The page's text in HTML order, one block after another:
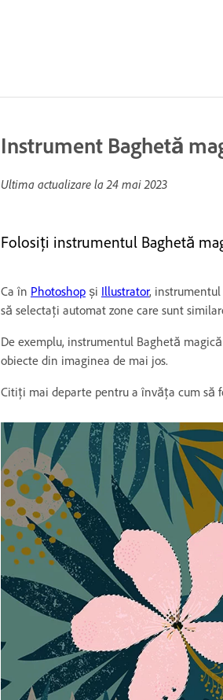
Instrument Baghetă
Ultima actualizare la24 mai 2023
Folosiți instrumentul Baghetă
Ca în Photoshop și Illustrator,
să selectați automat zone care sunt
De exemplu, instrumentul Baghetă
obiecte din imaginea de mai jos.
Citiți mai departe pentru a învăța cum să